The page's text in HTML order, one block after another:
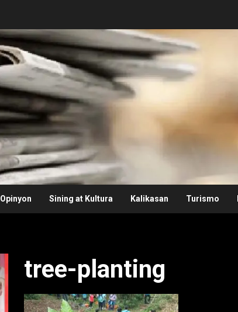
Opinyon Sining at Kultura Kalikasan Turismo
tree-planting